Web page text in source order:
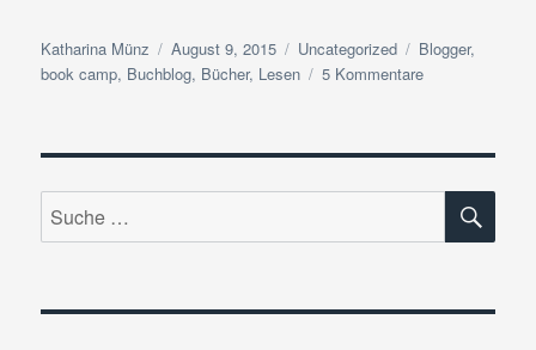
Autor
Katharina Münz
Veröffentlicht
am
August 9, 2015 Kategorien
Uncategorized Schlagwörter
Blogger,
book camp, Buchblog, Bücher, Lesen 5 Kommentarezu
–
unbekannte
Wesen
Suche
nach: